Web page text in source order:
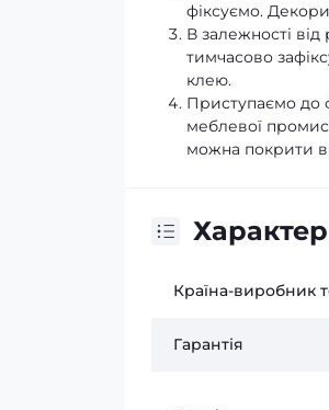
фіксуємо.
В залежності
тимчасово
клею.
Приступаємо до
меблевої
можна покрити
Країна-виробник
Гарантія